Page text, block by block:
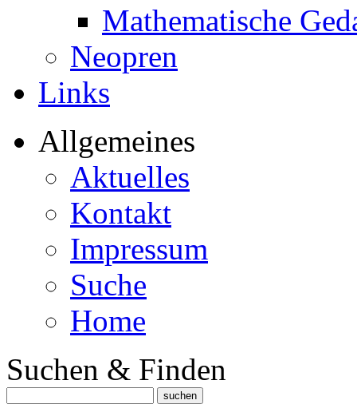
Mathematische
Neopren
Links
Allgemeines
Aktuelles
Kontakt
Impressum
Suche
Home
Suchen & Finden